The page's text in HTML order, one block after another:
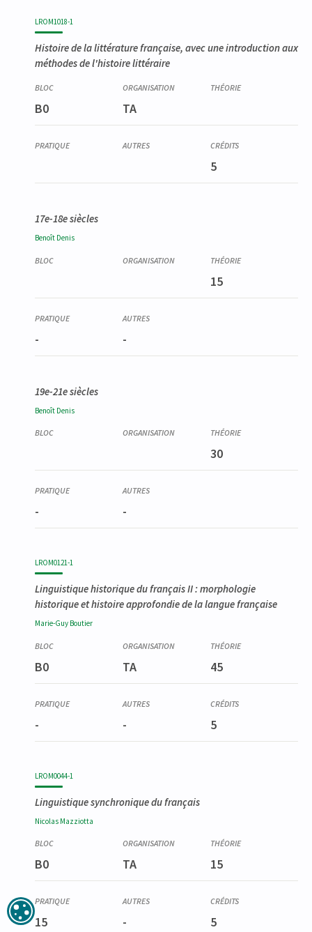
LROM1018-1
Histoire de la littérature française, avec une introduction aux
méthodes de l'histoire littéraire
B0 TA
5
17e-18e siècles
Benoît Denis
15
- -
19e-21e siècles
Benoît Denis
30
- -
LROM0121-1
Linguistique historique du français II : morphologie
historique et histoire approfondie de la langue française
Marie-Guy Boutier
B0 TA 45
- - 5
LROM0044-1
Linguistique synchronique du français
Nicolas Mazziotta
B0 TA 15
15 - 5